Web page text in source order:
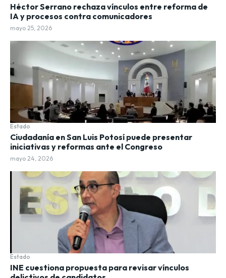
Héctor Serrano rechaza vínculos entre reforma de
IA y procesos contra comunicadores
mayo 25, 2026
Estado
Ciudadanía en San Luis Potosí puede presentar
iniciativas y reformas ante el Congreso
mayo 24, 2026
Estado
INE cuestiona propuesta para revisar vínculos